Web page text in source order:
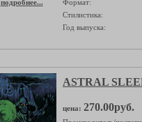
подробнее...
Формат:
Стилистика:
Год выпуска:
ASTRAL
цена: 270.00руб.